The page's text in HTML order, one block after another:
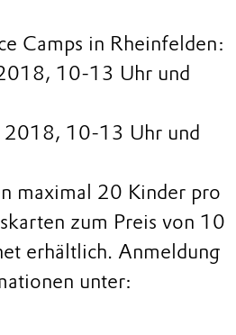
Camps in Rheinfelden:
10-13 Uhr und
2018, 10-13 Uhr und
maximal 20 Kinder pro
zum Preis von 10
erhältlich. Anmeldung
unter: